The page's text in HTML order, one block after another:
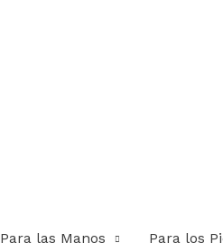
Para las Manos Para los